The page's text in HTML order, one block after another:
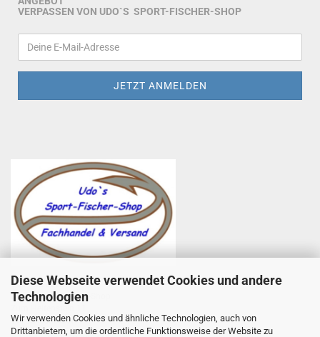
Diese Webseite verwendet Cookies und andere
Technologien
Wir verwenden Cookies und ähnliche Technologien, auch von
Drittanbietern, um die ordentliche Funktionsweise der Website zu
VERPASSEN VON UDO`S SPORT-FISCHER-SHOP
Udo Totzauer
Udo`s Sport-Fischer-Shop
97753 Karlstadt